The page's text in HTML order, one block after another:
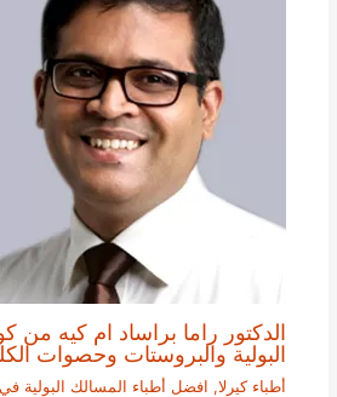
الدكتور راما براساد ام كيه
البولية والبروستات وحصوات
أطباء كيرلا, افضل أطباء المسالك البولية في